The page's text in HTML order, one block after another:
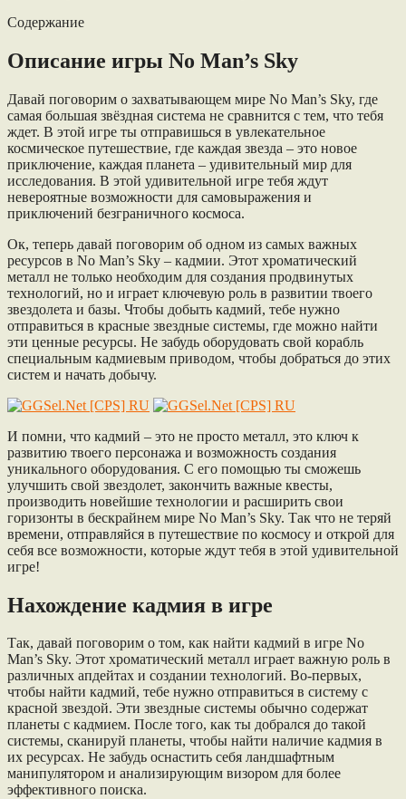
Содержание
Описание игры No Man’s Sky
Давай поговорим о захватывающем мире No Man’s Sky, где
самая большая звёздная система не сравнится с тем, что тебя
ждет. В этой игре ты отправишься в увлекательное
космическое путешествие, где каждая звезда – это новое
приключение, каждая планета – удивительный мир для
исследования. В этой удивительной игре тебя ждут
невероятные возможности для самовыражения и
приключений безграничного космоса.
Ок, теперь давай поговорим об одном из самых важных
ресурсов в No Man’s Sky – кадмии. Этот хроматический
металл не только необходим для создания продвинутых
технологий, но и играет ключевую роль в развитии твоего
звездолета и базы. Чтобы добыть кадмий, тебе нужно
отправиться в красные звездные системы, где можно найти
эти ценные ресурсы. Не забудь оборудовать свой корабль
специальным кадмиевым приводом, чтобы добраться до этих
систем и начать добычу.
И помни, что кадмий – это не просто металл, это ключ к
развитию твоего персонажа и возможность создания
уникального оборудования. С его помощью ты сможешь
улучшить свой звездолет, закончить важные квесты,
производить новейшие технологии и расширить свои
горизонты в бескрайнем мире No Man’s Sky. Так что не теряй
времени, отправляйся в путешествие по космосу и открой для
себя все возможности, которые ждут тебя в этой удивительной
игре!
Нахождение кадмия в игре
Так, давай поговорим о том, как найти кадмий в игре No
Man’s Sky. Этот хроматический металл играет важную роль в
различных апдейтах и создании технологий. Во-первых,
чтобы найти кадмий, тебе нужно отправиться в систему с
красной звездой. Эти звездные системы обычно содержат
планеты с кадмием. После того, как ты добрался до такой
системы, сканируй планеты, чтобы найти наличие кадмия в
их ресурсах. Не забудь оснастить себя ландшафтным
манипулятором и анализирующим визором для более
эффективного поиска.